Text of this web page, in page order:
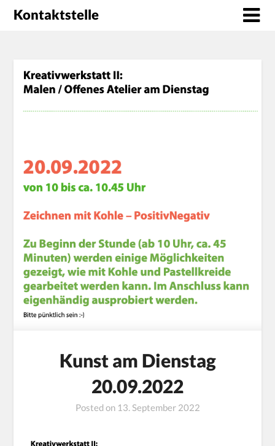
Kontaktstelle
Kunst am Dienstag
20.09.2022
Posted on 13. September 2022